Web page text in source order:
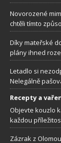
Novorozené
chtěli tímto
Díky mateřské
plány ihned
Letadlo si
Nelegálně
Recepty a
Objevte kouzlo
každou
Zázrak z